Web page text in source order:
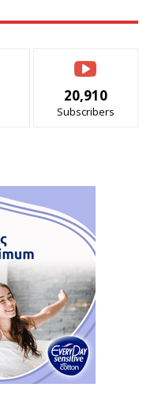
20,910
Subscribers